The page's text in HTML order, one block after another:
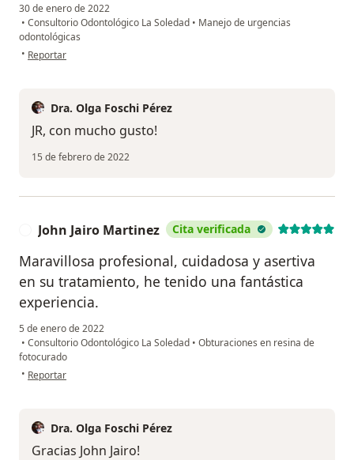
30 de enero de 2022
• Consultorio Odontológico La Soledad • Manejo de urgencias
odontológicas
• en opinión del usuario JR
Reportar
Dra. Olga Foschi Pérez
JR, con mucho gusto!
15 de febrero de 2022
John Jairo Martinez Cita verificada
Maravillosa profesional, cuidadosa y asertiva
en su tratamiento, he tenido una fantástica
experiencia.
5 de enero de 2022
• Consultorio Odontológico La Soledad • Obturaciones en resina de
fotocurado
• en opinión del usuario John Jairo Martinez
Reportar
Dra. Olga Foschi Pérez
Gracias John Jairo!